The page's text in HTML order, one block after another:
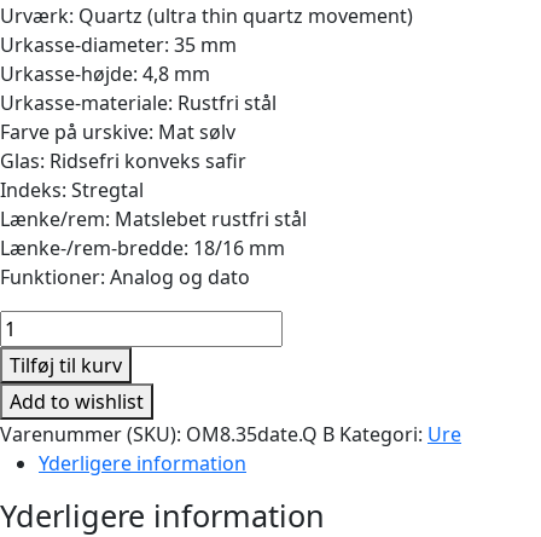
pris
var:
7.585,00 kr..
pris
er:
6.372,00 kr..
Urværk: Quartz (ultra thin quartz movement)
Urkasse-diameter: 35 mm
Urkasse-højde: 4,8 mm
Urkasse-materiale: Rustfri stål
Farve på urskive: Mat sølv
Glas: Ridsefri konveks safir
Indeks: Stregtal
Lænke/rem: Matslebet rustfri stål
Lænke-/rem-bredde: 18/16 mm
Funktioner: Analog og dato
Classic
35mm
Quartz
Matstål
m.
dato
antal
Tilføj til kurv
Add to wishlist
Varenummer (SKU): OM8.35date.Q B Kategori: Ure
Yderligere information
Yderligere information